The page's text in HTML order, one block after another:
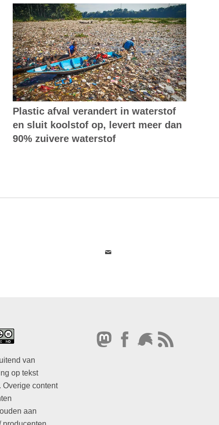
Plastic afval verandert in waterstof
en sluit koolstof op, levert meer dan
90% zuivere waterstof
van
op tekst
Overige content
aan